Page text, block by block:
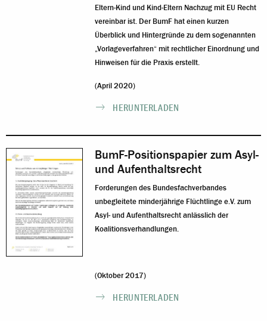
Eltern-Kind und Kind-Eltern Nachzug mit EU Recht
vereinbar ist. Der BumF hat einen kurzen
Überblick und Hintergründe zu dem sogenannten
„Vorlageverfahren“ mit rechtlicher Einordnung und
Hinweisen für die Praxis erstellt.
(April 2020)
HERUNTERLADEN
BumF-Positionspapier zum Asyl-
und Aufenthaltsrecht
Forderungen des Bundesfachverbandes
unbegleitete minderjährige Flüchtlinge e.V. zum
Asyl- und Aufenthaltsrecht anlässlich der
Koalitionsverhandlungen.
(Oktober 2017)
HERUNTERLADEN